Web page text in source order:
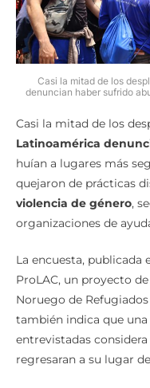
Casi la mitad de los
denuncian haber sufrido
Casi la mitad de los
Latinoamérica
huían a lugares más
quejaron de prácticas
violencia de género,
organizaciones de
La encuesta,
ProLAC, un proyecto
Noruego de
también indica que
entrevistadas considera
regresaran a su lugar